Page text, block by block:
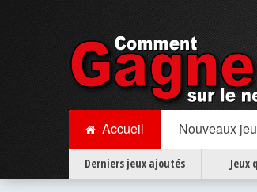
Accueil Nouveaux
Derniers jeux ajoutés Jeux